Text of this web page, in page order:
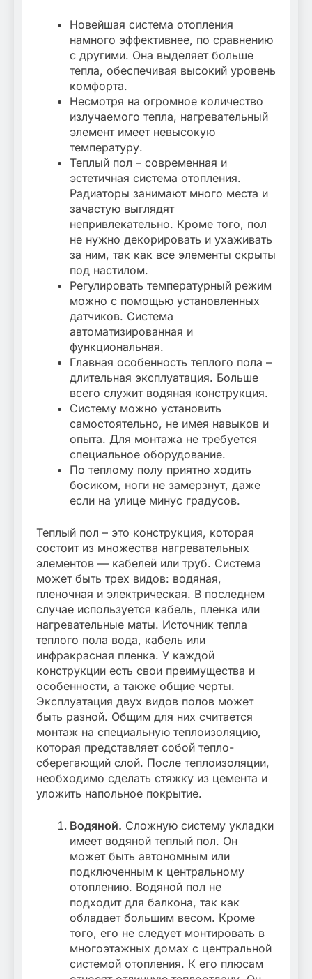
Новейшая система отопления
намного эффективнее, по сравнению
с другими. Она выделяет больше
тепла, обеспечивая высокий уровень
комфорта.
Несмотря на огромное количество
излучаемого тепла, нагревательный
элемент имеет невысокую
температуру.
Теплый пол – современная и
эстетичная система отопления.
Радиаторы занимают много места и
зачастую выглядят
непривлекательно. Кроме того, пол
не нужно декорировать и ухаживать
за ним, так как все элементы скрыты
под настилом.
Регулировать температурный режим
можно с помощью установленных
датчиков. Система
автоматизированная и
функциональная.
Главная особенность теплого пола –
длительная эксплуатация. Больше
всего служит водяная конструкция.
Систему можно установить
самостоятельно, не имея навыков и
опыта. Для монтажа не требуется
специальное оборудование.
По теплому полу приятно ходить
босиком, ноги не замерзнут, даже
если на улице минус градусов.
Теплый пол – это конструкция, которая
состоит из множества нагревательных
элементов — кабелей или труб. Система
может быть трех видов: водяная,
пленочная и электрическая. В последнем
случае используется кабель, пленка или
нагревательные маты. Источник тепла
теплого пола вода, кабель или
инфракрасная пленка. У каждой
конструкции есть свои преимущества и
особенности, а также общие черты.
Эксплуатация двух видов полов может
быть разной. Общим для них считается
монтаж на специальную теплоизоляцию,
которая представляет собой тепло-
сберегающий слой. После теплоизоляции,
необходимо сделать стяжку из цемента и
уложить напольное покрытие.
Водяной. Сложную систему укладки
имеет водяной теплый пол. Он
может быть автономным или
подключенным к центральному
отоплению. Водяной пол не
подходит для балкона, так как
обладает большим весом. Кроме
того, его не следует монтировать в
многоэтажных домах с центральной
системой отопления. К его плюсам